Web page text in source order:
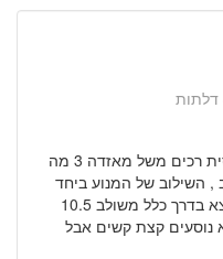
"הרכב מעוד נוח המתלים שלו יחסית רכים משל מאזדה 3 מה
, השילוב של המנוע ביחד
עם התיבת הילוכים הוא מצויין, לי יוצא בדרך כלל משולב 10.5
נוסעים קצת קשים אבל